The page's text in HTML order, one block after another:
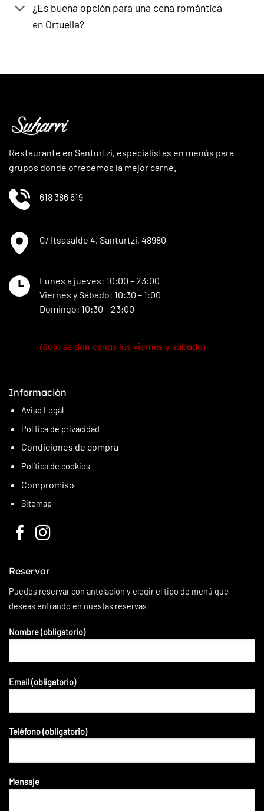
¿Es buena opción para una cena romántica
en Ortuella?
Restaurante en Santurtzi, especialistas en menús para
grupos donde ofrecemos la mejor carne.
618 386 619
C/ Itsasalde 4, Santurtzi, 48980
Lunes a jueves: 10:00 – 23:00
Viernes y Sábado: 10:30 – 1:00
Domingo: 10:30 – 23:00
(Solo se dan cenas los viernes y sábado)
Información
Aviso Legal
Políticade privacidad
Condiciones de compra
Política de cookies
Compromiso
Sitemap
Reservar
Puedes reservar con antelación y elegir el tipo de menú que
deseas entrando en nuestas reservas
Nombre (obligatorio)
Email (obligatorio)
Teléfono (obligatorio)
Mensaje